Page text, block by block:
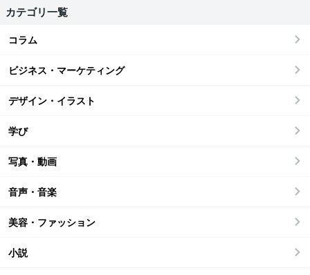
カテゴリ一覧
コラム
ビジネス・マーケティング
デザイン・イラスト
学び
写真・動画
音声・音楽
美容・ファッション
小説